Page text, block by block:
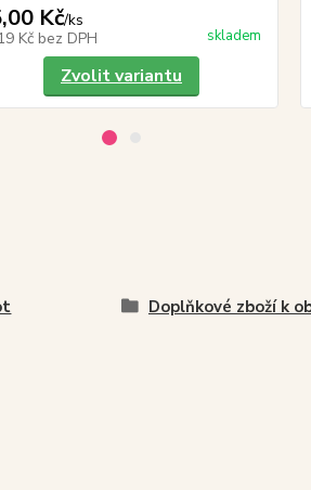
Kč/ks
Kč bez DPH skladem
Zvolit variantu
Doplňkové zboží k